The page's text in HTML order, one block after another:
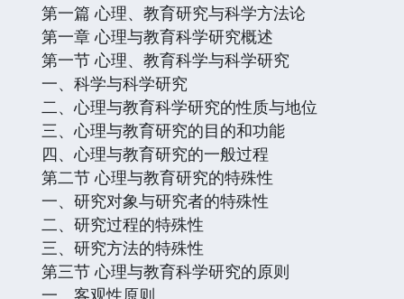
第一篇 心理、教育研究与科学方法论
第一章 心理与教育科学研究概述
第一节 心理、教育科学与科学研究
一、科学与科学研究
二、心理与教育科学研究的性质与地位
三、心理与教育研究的目的和功能
四、心理与教育研究的一般过程
第二节 心理与教育研究的特殊性
一、研究对象与研究者的特殊性
二、研究过程的特殊性
三、研究方法的特殊性
第三节 心理与教育科学研究的原则
一、客观性原则